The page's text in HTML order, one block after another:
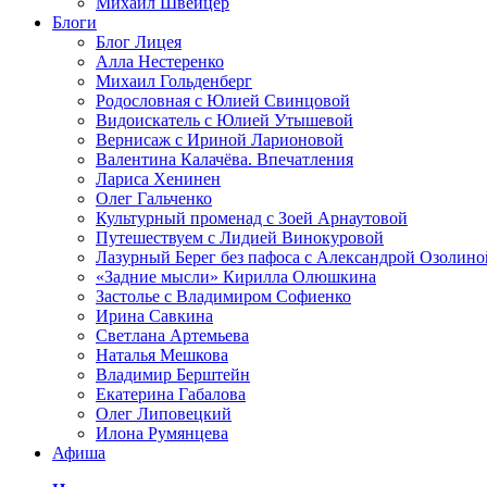
Блоги
Блог Лицея
Алла Нестеренко
Михаил Гольденберг
Родословная с Юлией Свинцовой
Видоискатель с Юлией Утышевой
Вернисаж с Ириной Ларионовой
Валентина Калачёва. Впечатления
Лариса Хенинен
Олег Гальченко
Культурный променад с Зоей Арнаутовой
Путешествуем с Лидией Винокуровой
Лазурный Берег без пафоса с Александрой
«Задние мысли» Кирилла Олюшкина
Застолье с Владимиром Софиенко
Ирина Савкина
Светлана Артемьева
Наталья Мешкова
Владимир Берштейн
Екатерина Габалова
Олег Липовецкий
Илона Румянцева
Афиша